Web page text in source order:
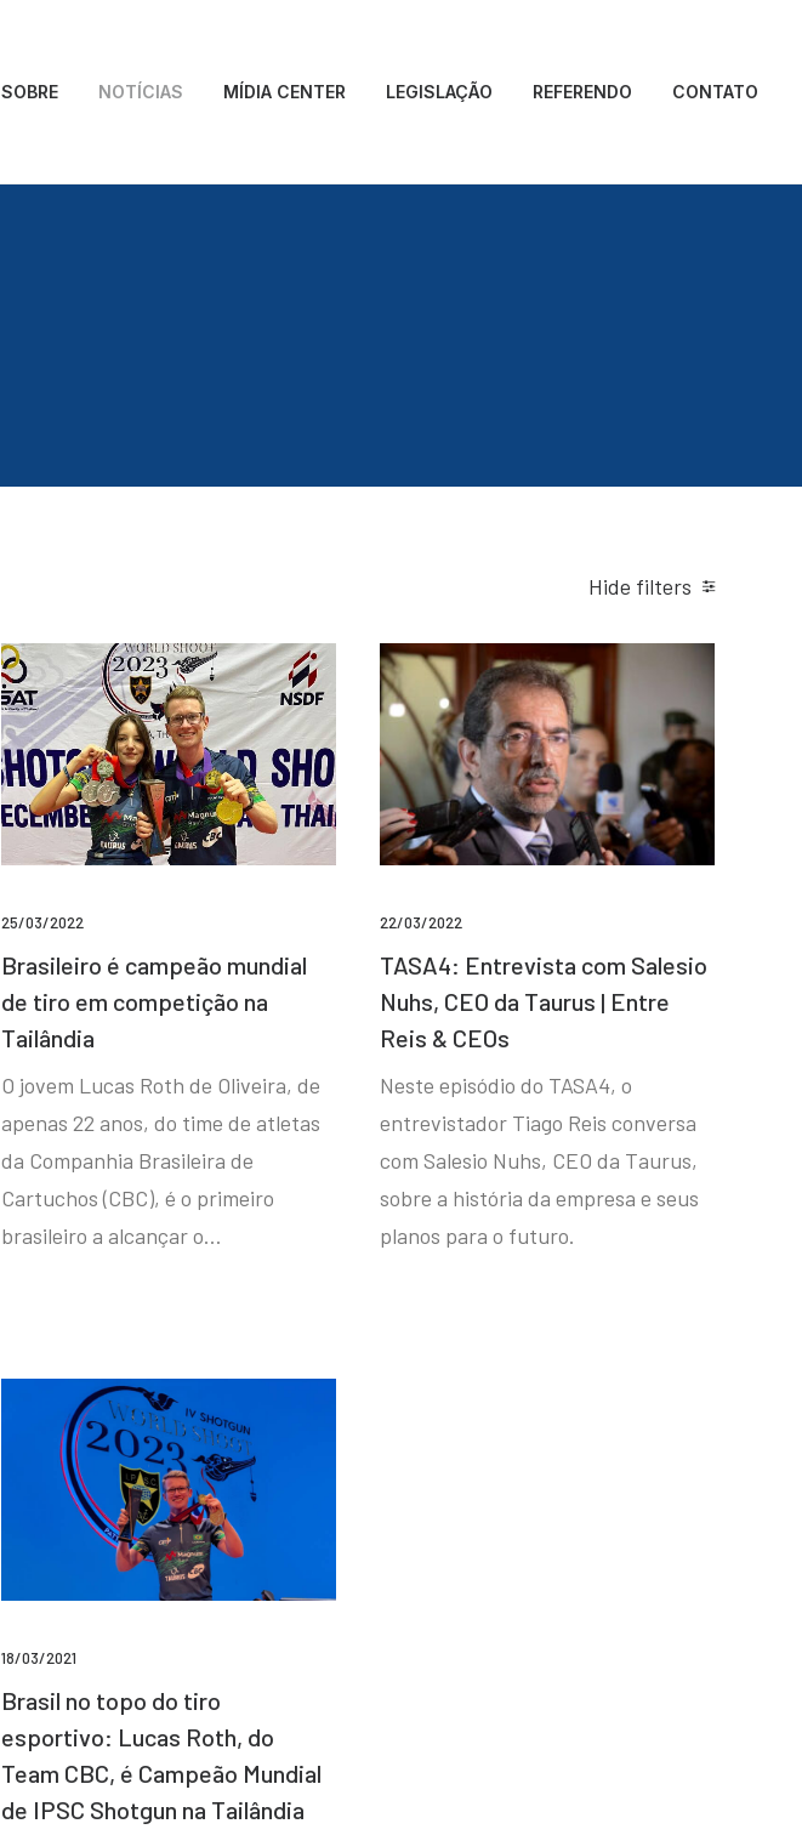
SOBRE NOTÍCIAS MÍDIA CENTER LEGISLAÇÃO REFERENDO CONTATO
Hide filters
25/03/2022
Brasileiro é campeão mundial
de tiro em competição na
Tailândia
O jovem Lucas Roth de Oliveira, de
apenas 22 anos, do time de atletas
da Companhia Brasileira de
Cartuchos (CBC), é o primeiro
brasileiro a alcançar o…
22/03/2022
TASA4: Entrevista com Salesio
Nuhs, CEO da Taurus | Entre
Reis & CEOs
Neste episódio do TASA4, o
entrevistador Tiago Reis conversa
com Salesio Nuhs, CEO da Taurus,
sobre a história da empresa e seus
planos para o futuro.
18/03/2021
Brasil no topo do tiro
esportivo: Lucas Roth, do
Team CBC, é Campeão Mundial
de IPSC Shotgun na Tailândia